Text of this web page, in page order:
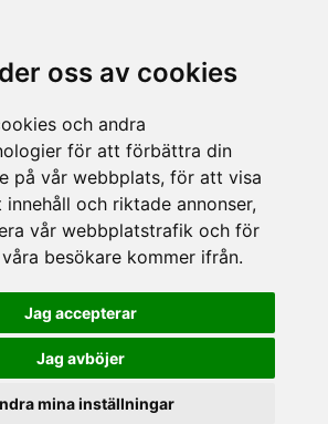
oss av cookies
och andra
för att förbättra din
på vår webbplats, för att visa
och riktade annonser,
vår webbplatstrafik och för
besökare kommer ifrån.
Jag accepterar
Jag avböjer
mina inställningar